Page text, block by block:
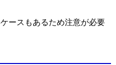
ースもあるため注意が必要